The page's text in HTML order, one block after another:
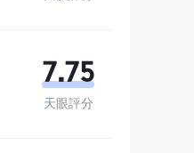
7.75
天眼評分